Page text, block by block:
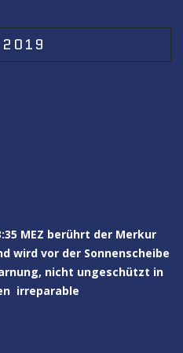
2019
MEZ berührt der Merkur
wird vor der Sonnenscheibe
nicht ungeschützt in
irreparable